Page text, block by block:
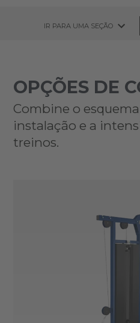
IR PARA UMA SEÇÃO
OPÇÕES DE
Combine o
instalação e a
treinos.